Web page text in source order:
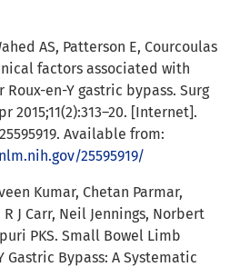
AS, Patterson E, Courcoulas
factors associated with
en-Y gastric bypass. Surg
2015;11(2):313–20. [Internet].
Available from:
25595919/
Kumar, Chetan Parmar,
J Carr, Neil Jennings, Norbert
PKS. Small Bowel Limb
Gastric Bypass: A Systematic